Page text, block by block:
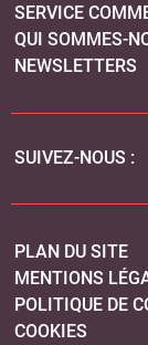
SERVICE
QUI SOMMES-
NEWSLETTERS
SUIVEZ-NOUS :
PLAN DU SITE
MENTIONS
POLITIQUE DE
COOKIES